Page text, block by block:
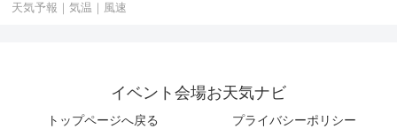
天気予報｜気温｜風速
イベント会場お天気ナビ
トップページへ戻る プライバシーポリシー